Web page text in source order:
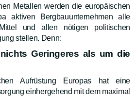
Metallen werden die europäischen
aktiven Bergbauunternehmen alle
und allen nötigen politischen
stellen. Denn:
Geringeres als um die
Aufrüstung Europas hat eine
einhergehend mit dem maximal